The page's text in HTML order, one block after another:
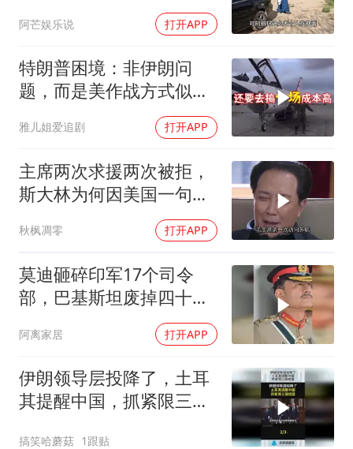
曹颖儿子首次演长剧
阿芒娱乐说 打开APP
特朗普困境：非伊朗问
题，而是美作战方式似苏
雅儿姐爱追剧 打开APP
主席两次求援两次被拒，
斯大林为何因美国一句话
秋枫凋零 打开APP
莫迪砸碎印军17个司令
部，巴基斯坦废掉四十年
旧制，南亚两个死敌同时
变天
阿离家居 打开APP
伊朗领导层投降了，土耳
其提醒中国，抓紧限三国
搞笑哈蘑菇 1跟贴